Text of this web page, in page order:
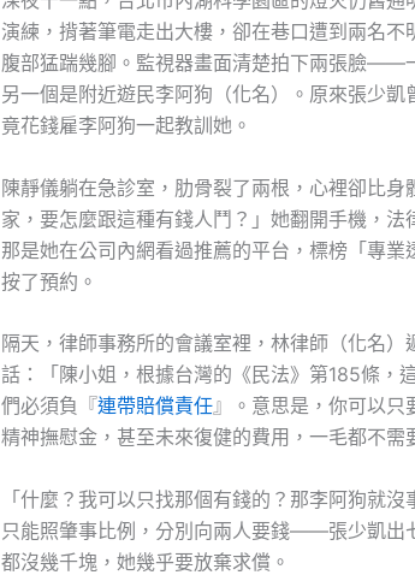
演練，揹著筆電走出大樓，卻在巷口遭到兩名
腹部猛踹幾腳。監視器畫面清楚拍下兩張臉——
另一個是附近遊民李阿狗（化名）。原來張少凱
竟花錢雇李阿狗一起教訓她。
陳靜儀躺在急診室，肋骨裂了兩根，心裡卻比
家，要怎麼跟這種有錢人鬥？」她翻開手機，法
那是她在公司內網看過推薦的平台，標榜「專
按了預約。
隔天，律師事務所的會議室裡，林律師（化名
話：「陳小姐，根據台灣的《民法》第185條，
們必須負『連帶賠償責任』。意思是，你可以只
精神撫慰金，甚至未來復健的費用，一毛都不需
「什麼？我可以只找那個有錢的？那李阿狗就
只能照肇事比例，分別向兩人要錢——張少凱
都沒幾千塊，她幾乎要放棄求償。